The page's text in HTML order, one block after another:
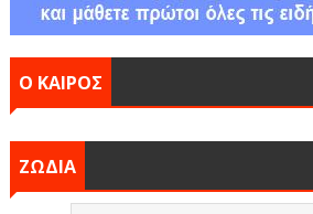
Ο ΚΑΙΡΟΣ
ΖΩΔΙΑ